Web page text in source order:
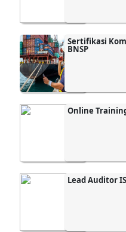
Sertifikasi
BNSP
Online
Lead Auditor